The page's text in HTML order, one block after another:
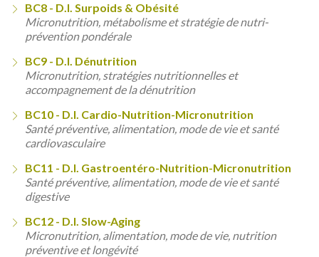
BC8 - D.I. Surpoids & Obésité
Micronutrition, métabolisme et stratégie de nutri-
prévention pondérale
BC9 - D.I. Dénutrition
Micronutrition, stratégies nutritionnelles et
accompagnement de la dénutrition
BC10 - D.I. Cardio-Nutrition-Micronutrition
Santé préventive, alimentation, mode de vie et santé
cardiovasculaire
BC11 - D.I. Gastroentéro-Nutrition-Micronutrition
Santé préventive, alimentation, mode de vie et santé
digestive
BC12 - D.I. Slow-Aging
Micronutrition, alimentation, mode de vie, nutrition
préventive et longévité